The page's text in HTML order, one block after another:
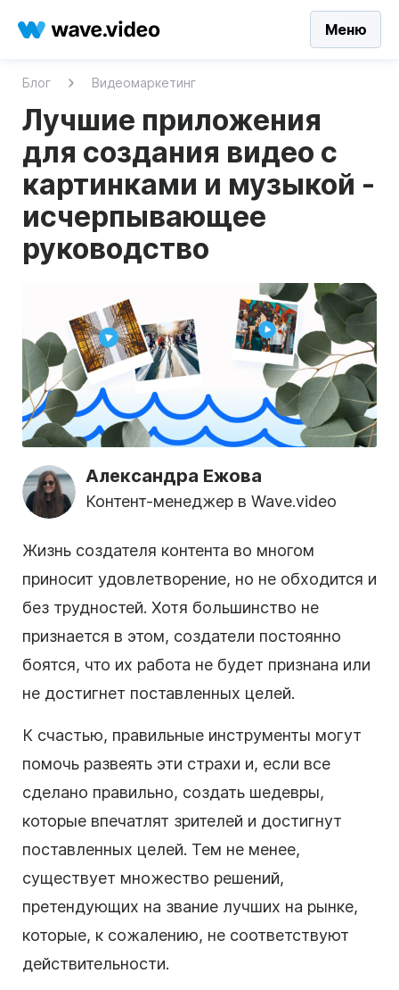
Меню
Блог Видеомаркетинг
Лучшие приложения
для создания видео с
картинками и музыкой -
исчерпывающее
руководство
Александра Ежова
Контент-менеджер в Wave.video
Жизнь создателя контента во многом
приносит удовлетворение, но не обходится и
без трудностей. Хотя большинство не
признается в этом, создатели постоянно
боятся, что их работа не будет признана или
не достигнет поставленных целей.
К счастью, правильные инструменты могут
помочь развеять эти страхи и, если все
сделано правильно, создать шедевры,
которые впечатлят зрителей и достигнут
поставленных целей. Тем не менее,
существует множество решений,
претендующих на звание лучших на рынке,
которые, к сожалению, не соответствуют
действительности.